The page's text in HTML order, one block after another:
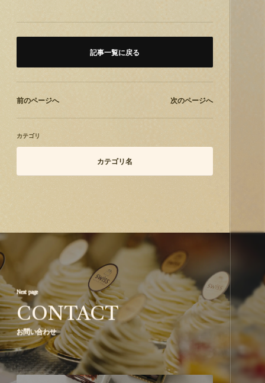
記事一覧に戻る
前のページへ 次のページへ
カテゴリ
カテゴリ名
Next page
CONTACT
お問い合わせ